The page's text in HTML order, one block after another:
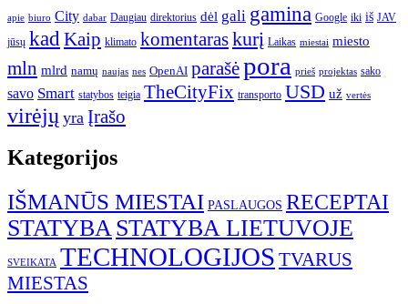
apie biuro City dabar Daugiau direktorius dėl gali gamina Google iki iš JAV
jūsų kad Kaip klimato komentaraskurį Laikas miestai miesto
mln mlrd namų naujas nes OpenAI parašėpora prieš projektas sako
savo Smart statybos teigia TheCityFix transporto USD už vertės
virėjų yra Įrašo
Kategorijos
IŠMANŪS MIESTAI PASLAUGOS RECEPTAI
STATYBASTATYBA LIETUVOJE
SVEIKATA TECHNOLOGIJOS TVARUS
MIESTAS